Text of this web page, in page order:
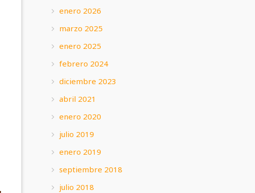
enero 2026
marzo 2025
enero 2025
febrero 2024
diciembre 2023
abril 2021
enero 2020
julio 2019
enero 2019
septiembre 2018
julio 2018